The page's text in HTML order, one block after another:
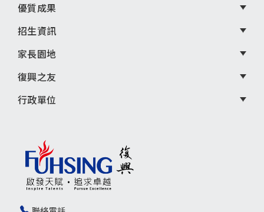
優質成果
招生資訊
家長園地
復興之友
行政單位